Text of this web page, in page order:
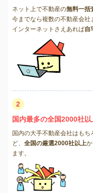
ネット上で不動産の無料一括
今までなら複数の不動産会
インターネットさえあれば自
2
国内最多の全国2000社以
国内の大手不動産会社はも
ど、 全国の厳選2000社以上
ます。